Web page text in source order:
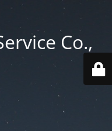
Co.,